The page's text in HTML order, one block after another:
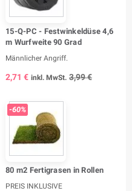
15-Q-PC - Festwinkeldüse 4,6
m Wurfweite 90 Grad
Männlicher Angriff.
2,71 € inkl. MwSt. 3,99 €
-60%
80 m2 Fertigrasen in Rollen
PREIS INKLUSIVE